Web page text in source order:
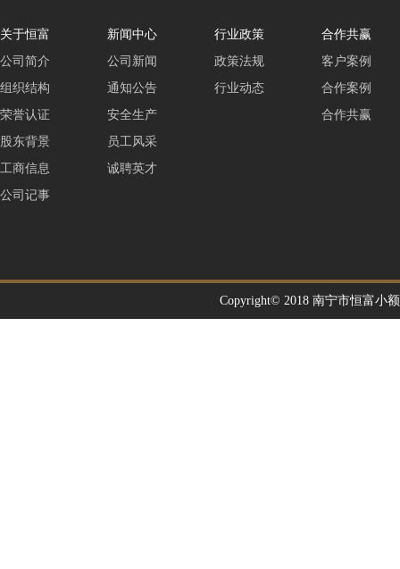
关于恒富
公司简介
组织结构
荣誉认证
股东背景
工商信息
公司记事
新闻中心
公司新闻
通知公告
安全生产
员工风采
诚聘英才
行业政策
政策法规
行业动态
合作共赢
客户案例
合作案例
合作共赢
Copyright© 2018 南宁市恒富小